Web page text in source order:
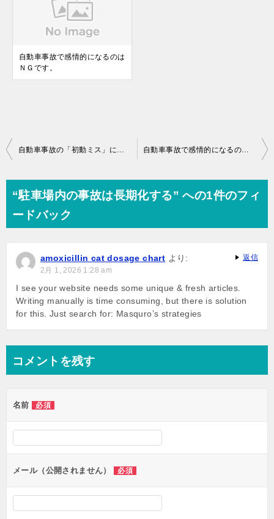
自動車事故で感情的になるのは
ＮＧです。
投
ゲ
シ
ョ
ン
自動車事故の「初動ミス」に注意せよ。 自動車事故で感情的になるのはＮＧです。
“駐車場内の事故は長期化する” への1件のフィ
ードバック
amoxicillin cat dosage chart より:
2月 1, 2026 1:28 am
I see your website needs some unique & fresh articles.
Writing manually is time consuming, but there is solution
for this. Just search for: Masquro’s strategies
返信
コメントを残す
名前 必須
メール（公開されません） 必須